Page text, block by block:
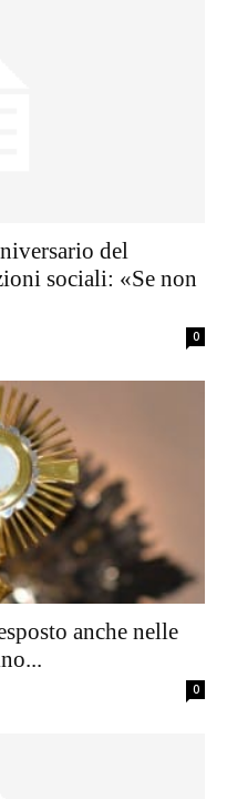
del
sociali: «Se non
0
anche nelle
0